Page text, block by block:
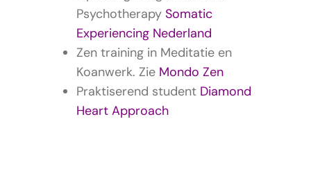
Psychotherapy Somatic
Experiencing Nederland
Zen training in Meditatie en
Koanwerk. Zie Mondo Zen
Praktiserend student Diamond
Heart Approach